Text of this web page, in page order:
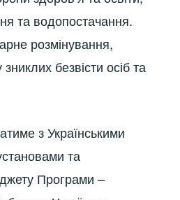
та водопостачання.
розмінування,
безвісти осіб та
з Українськими
та
Програми –